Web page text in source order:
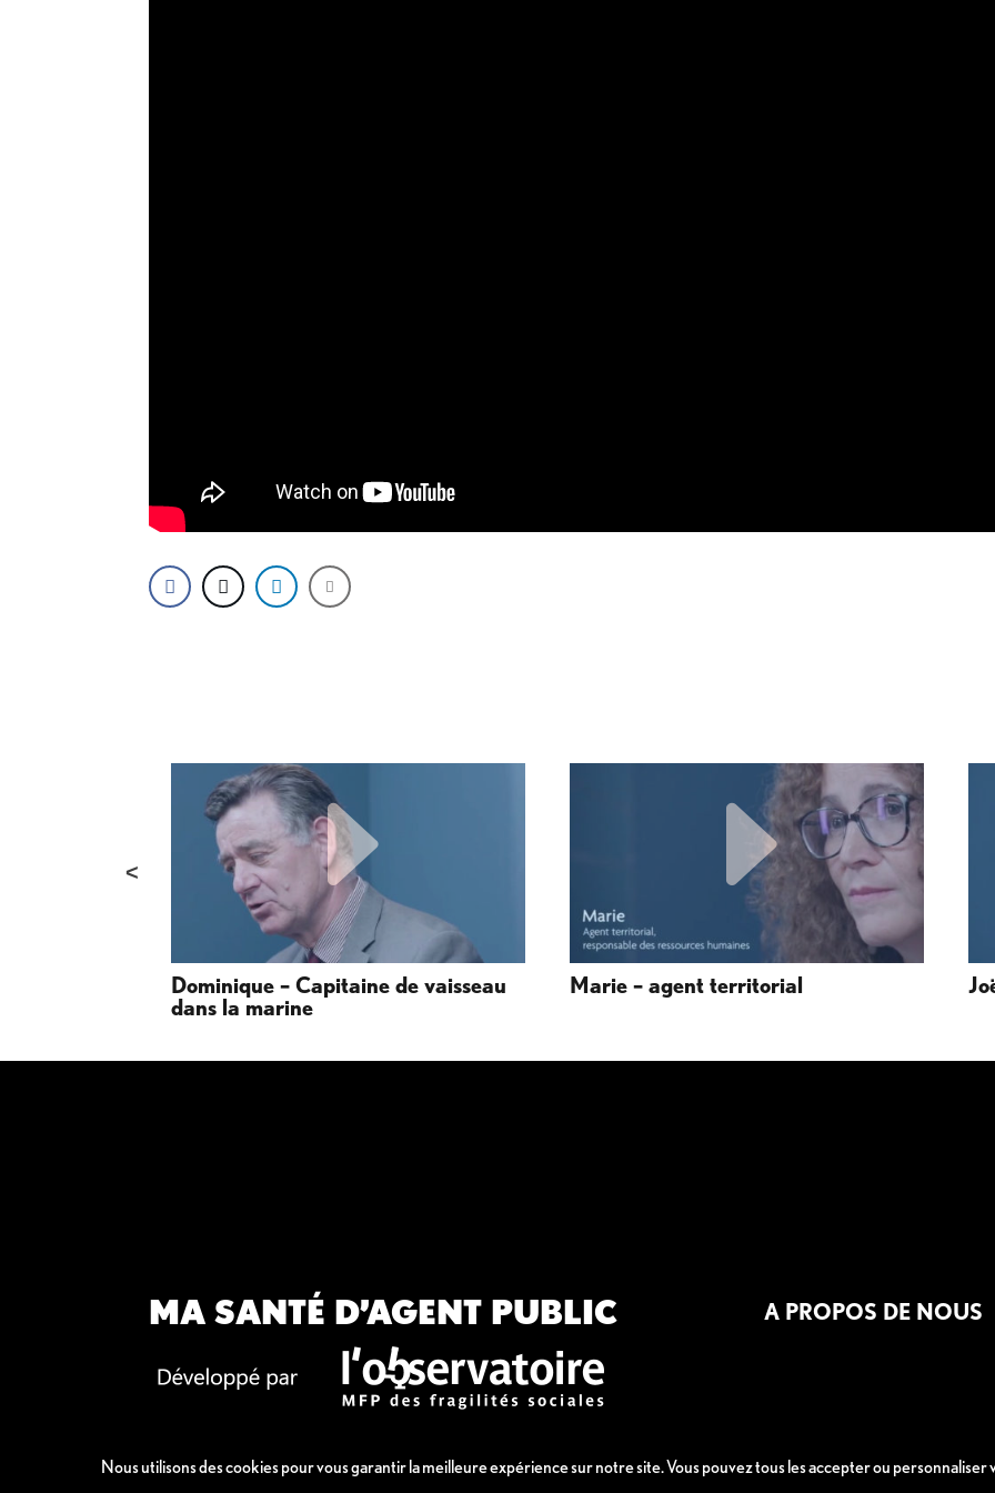
Dominique – Capitaine de vaisseau
dans la marine
Marie – agent territorial
MA SANTÉ D’AGENT PUBLIC A PROPOS DE NOUS
Nous utilisons des cookies pour vous garantir la meilleure expérience sur notre site. Vous pouvez tous les accepter ou